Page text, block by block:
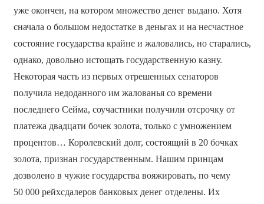
уже окончен, на котором множество денег выдано. Хотя
сначала о большом недостатке в деньгах и на несчастное
состояние государства крайне и жаловались, но старались,
однако, довольно истощать государственную казну.
Некоторая часть из первых отрешенных сенаторов
получила недоданного им жалованья со времени
последнего Сейма, соучастники получили отсрочку от
платежа двадцати бочек золота, только с умножением
процентов… Королевский долг, состоящий в 20 бочках
золота, признан государственным. Нашим принцам
дозволено в чужие государства вояжировать, по чему
50 000 рейхсдалеров банковых денег отделены. Их